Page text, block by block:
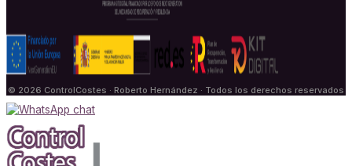
© 2026 ControlCostes · Roberto Hernández · Todos los derechos reservados